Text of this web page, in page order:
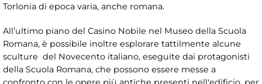
Torlonia di epoca varia, anche romana.
All’ultimo piano del Casino Nobile nel Museo della Scuola
Romana, è possibile inoltre esplorare tattilmente alcune
sculture del Novecento italiano, eseguite dai protagonisti
della Scuola Romana, che possono essere messe a